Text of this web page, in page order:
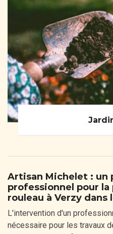
Artisan Michelet : un
professionnel pour la
rouleau à Verzy dans
L'intervention d'un
nécessaire pour les travaux